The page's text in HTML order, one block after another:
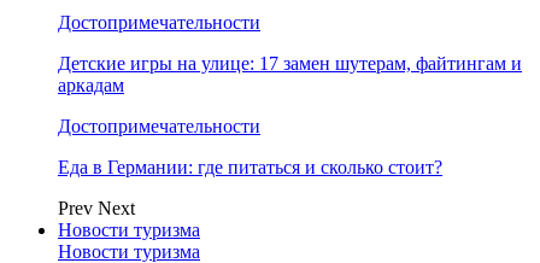
Достопримечательности
Детские игры на улице: 17 замен шутерам, файтингам и
аркадам
Достопримечательности
Еда в Германии: где питаться и сколько стоит?
Prev Next
Новости туризма
Новости туризма